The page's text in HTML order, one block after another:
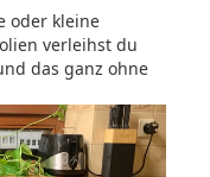
oder kleine
verleihst du
das ganz ohne